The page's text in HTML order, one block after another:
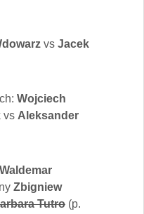
vs Jacek
Wojciech
vs Aleksander
Waldemar
Zbigniew
Tutro (p.